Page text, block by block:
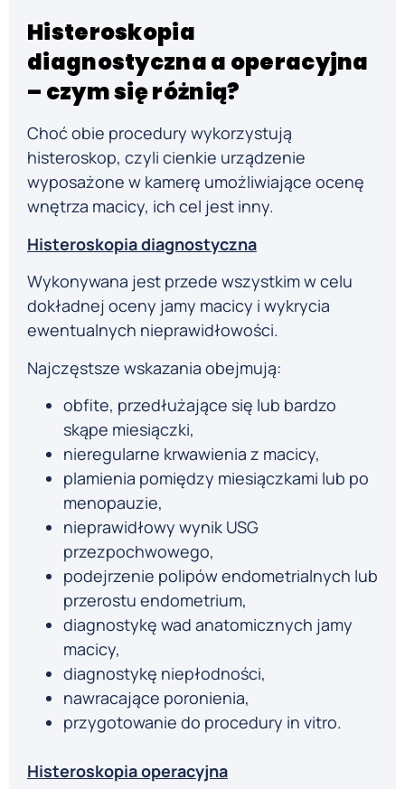
Histeroskopia
diagnostyczna a operacyjna
– czym się różnią?
Choć obie procedury wykorzystują
histeroskop, czyli cienkie urządzenie
wyposażone w kamerę umożliwiające ocenę
wnętrza macicy, ich cel jest inny.
Histeroskopia diagnostyczna
Wykonywana jest przede wszystkim w celu
dokładnej oceny jamy macicy i wykrycia
ewentualnych nieprawidłowości.
Najczęstsze wskazania obejmują:
obfite, przedłużające się lub bardzo
skąpe miesiączki,
nieregularne krwawienia z macicy,
plamienia pomiędzy miesiączkami lub po
menopauzie,
nieprawidłowy wynik USG
przezpochwowego,
podejrzenie polipów endometrialnych lub
przerostu endometrium,
diagnostykę wad anatomicznych jamy
macicy,
diagnostykę niepłodności,
nawracające poronienia,
przygotowanie do procedury in vitro.
Histeroskopia operacyjna